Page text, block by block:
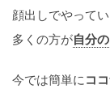
顔出しでやって
多くの方が自分
今では簡単にコ